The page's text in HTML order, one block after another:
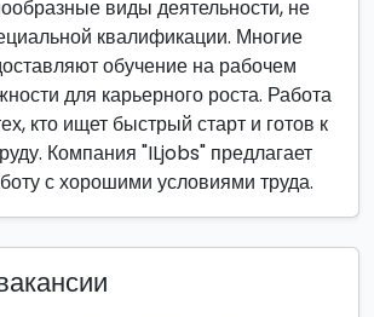
виды деятельности, не
квалификации. Многие
обучение на рабочем
для карьерного роста. Работа
кто ищет быстрый старт и готов к
Компания "ILjobs" предлагает
с хорошими условиями труда.